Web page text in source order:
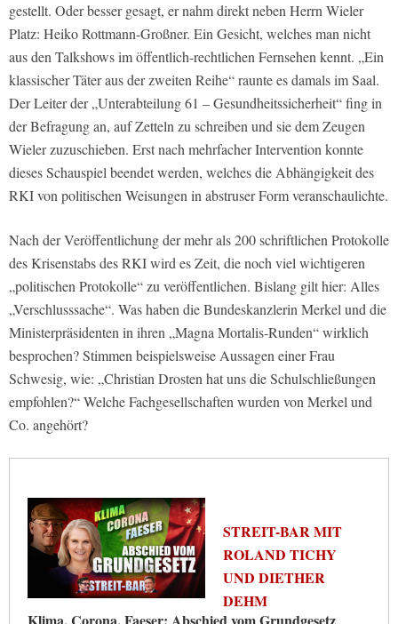
gestellt. Oder besser gesagt, er nahm direkt neben Herrn Wieler
Platz: Heiko Rottmann-Großner. Ein Gesicht, welches man nicht
aus den Talkshows im öffentlich-rechtlichen Fernsehen kennt. „Ein
klassischer Täter aus der zweiten Reihe“ raunte es damals im Saal.
Der Leiter der „Unterabteilung 61 – Gesundheitssicherheit“ fing in
der Befragung an, auf Zetteln zu schreiben und sie dem Zeugen
Wieler zuzuschieben. Erst nach mehrfacher Intervention konnte
dieses Schauspiel beendet werden, welches die Abhängigkeit des
RKI von politischen Weisungen in abstruser Form veranschaulichte.
Nach der Veröffentlichung der mehr als 200 schriftlichen Protokolle
des Krisenstabs des RKI wird es Zeit, die noch viel wichtigeren
„politischen Protokolle“ zu veröffentlichen. Bislang gilt hier: Alles
„Verschlusssache“. Was haben die Bundeskanzlerin Merkel und die
Ministerpräsidenten in ihren „Magna Mortalis-Runden“ wirklich
besprochen? Stimmen beispielsweise Aussagen einer Frau
Schwesig, wie: „Christian Drosten hat uns die Schulschließungen
empfohlen?“ Welche Fachgesellschaften wurden von Merkel und
Co. angehört?
STREIT-BAR MIT
ROLAND TICHY
UND DIETHER
DEHM